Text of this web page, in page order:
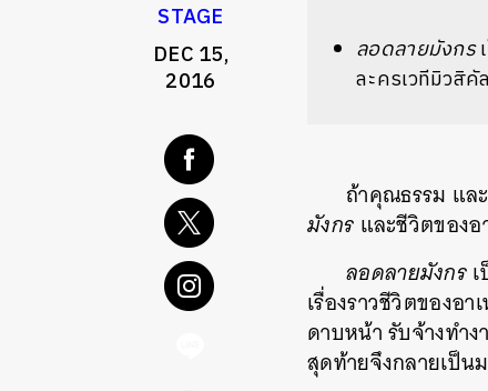
STAGE
DEC 15,
2016
ลอดลายมังกร
ละครเวทีมิวสิ
ถ้าคุณธรรม แล
มังกร และชีวิตของ
ลอดลายมังกร
เรื่องราวชีวิตของอ
ดาบหน้า รับจ้างทำ
สุดท้ายจึงกลายเป็น